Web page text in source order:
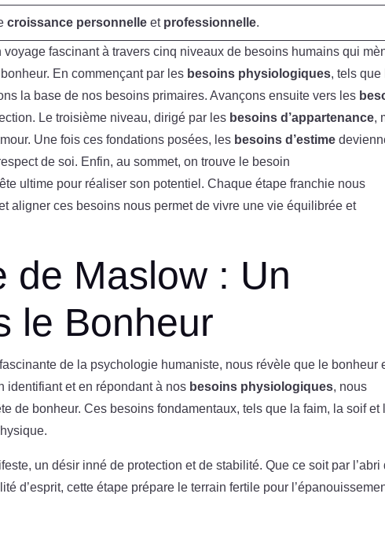
croissance personnelle et professionnelle.
fascinant à travers cinq niveaux de besoins humains qui
En commençant par les besoins physiologiques, tels que
la base de nos besoins primaires. Avançons ensuite vers les
Le troisième niveau, dirigé par les besoins d’appartenance,
Une fois ces fondations posées, les besoins d’estime
de soi. Enfin, au sommet, on trouve le besoin
ultime pour réaliser son potentiel. Chaque étape franchie nous
aligner ces besoins nous permet de vivre une vie équilibrée et
de Maslow : Un
le Bonheur
de la psychologie humaniste, nous révèle que le bonheur
identifiant et en répondant à nos besoins physiologiques, nous
de bonheur. Ces besoins fondamentaux, tels que la faim, la soif et
un désir inné de protection et de stabilité. Que ce soit par l’abri
d’esprit, cette étape prépare le terrain fertile pour